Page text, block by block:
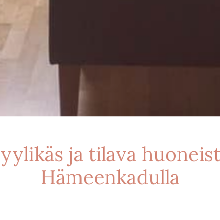
ja tilava
Hämeenkadulla